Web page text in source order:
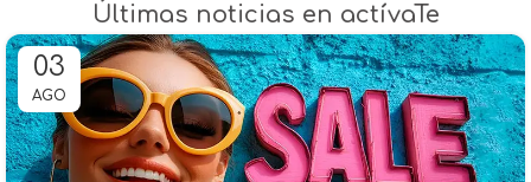
Últimas noticias en actívaTe
03
AGO